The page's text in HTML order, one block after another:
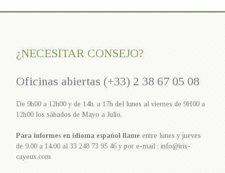
¿NECESITAR CONSEJO?
Oficinas abiertas (+33) 2 38 67 05 08
De 9h00 a 12h00 y de 14h. a 17h del lunes al viernes de 9H00 a
12h00 los sábados de Mayo a Julio.
Para informes en idioma español llame entre lunes y jueves
de 9.00 a 14.00 al 33 248 73 95 46 y por e-mail : info@iris-
cayeux.com